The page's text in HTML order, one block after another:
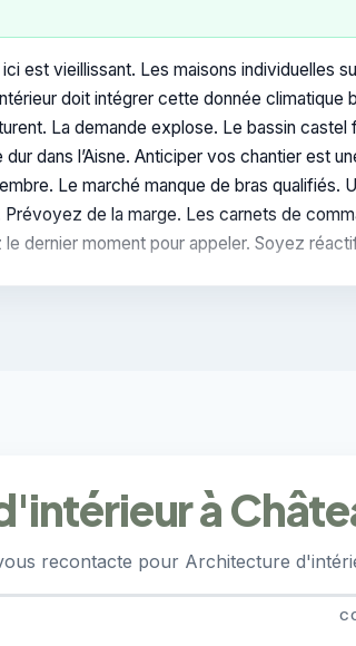
est vieillissant. Les maisons individuelles
doit intégrer cette donnée
La demande explose. Le bassin
dans l’Aisne. Anticiper vos chantier est
Le marché manque de bras qualifiés.
de la marge. Les carnets de
dernier moment pour appeler. Soyez
à
recontacte pour Architecture